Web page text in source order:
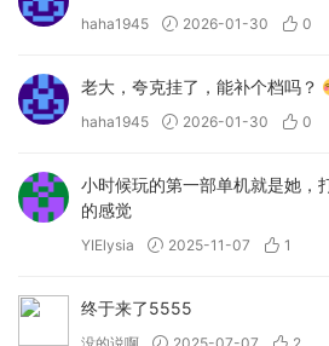
haha1945 2026-01-30 0
老大，夸克挂了，能补个档吗？
haha1945 2026-01-30 0
小时候玩的第一部单机就是她，
的感觉
YIElysia 2025-11-07 1
终于来了5555